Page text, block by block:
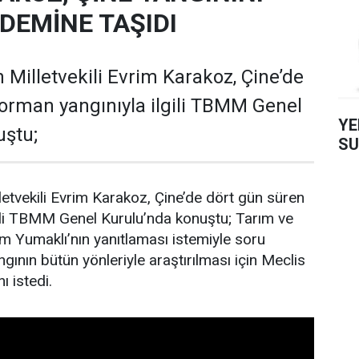
TAŞIDI
Milletvekili Evrim Karakoz, Çine’de
yangınıyla ilgili TBMM Genel
Evrim Karakoz, Çine’de dört gün süren
TBMM Genel Kurulu’nda konuştu; Tarım ve
Yumaklı’nın yanıtlaması istemiyle soru
bütün yönleriyle araştırılması için Meclis
istedi.